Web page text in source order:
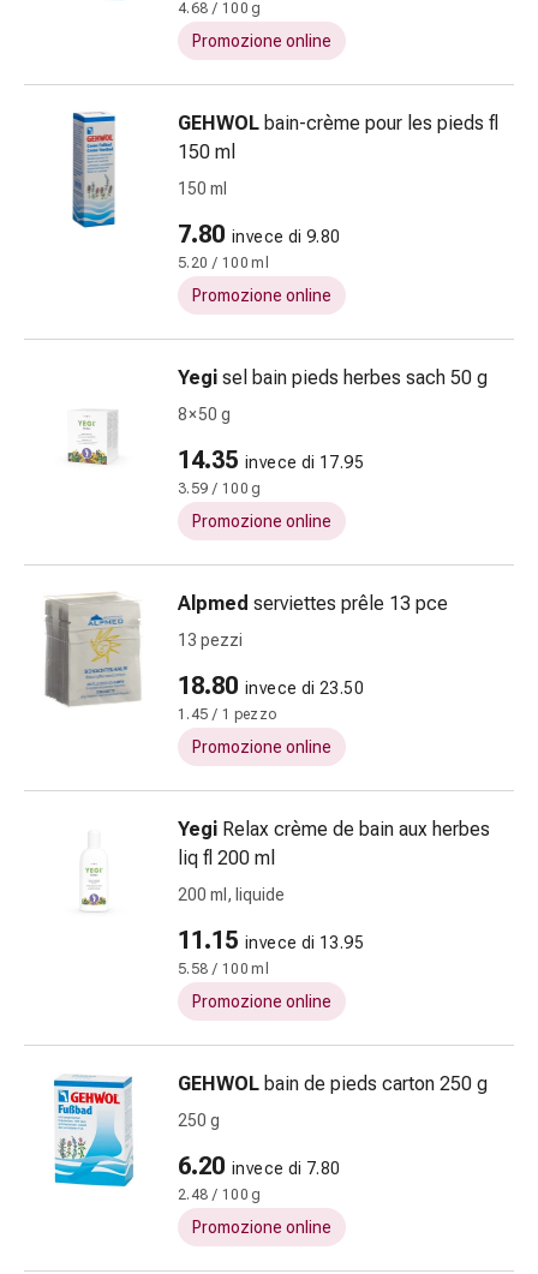
raffreddore
accessori
Doccia
nasale
Fazzoletti
viso
Raffreddore
e
circolazione
Cuore
Calze
compressive
sostegno
Circolazione
sanguigna
Cessazione
fumo
Vene
Disturbi
cardiaci
nervosi
Disturbi
della
memoria
della
concentrazione
Allergie
e
4.68 / 100 g
Promozione online
GEHWOL bain-crème pour les pieds fl
150 ml
150 ml
7.80 invece di 9.80
5.20 / 100 ml
Promozione online
Yegi sel bain pieds herbes sach 50 g
8 × 50 g
14.35 invece di 17.95
3.59 / 100 g
Promozione online
Alpmed serviettes prêle 13 pce
13 pezzi
18.80 invece di 23.50
1.45 / 1 pezzo
Promozione online
Yegi Relax crème de bain aux herbes
liq fl 200 ml
200 ml, liquide
11.15 invece di 13.95
5.58 / 100 ml
Promozione online
GEHWOL bain de pieds carton 250 g
250 g
6.20 invece di 7.80
2.48 / 100 g
Promozione online